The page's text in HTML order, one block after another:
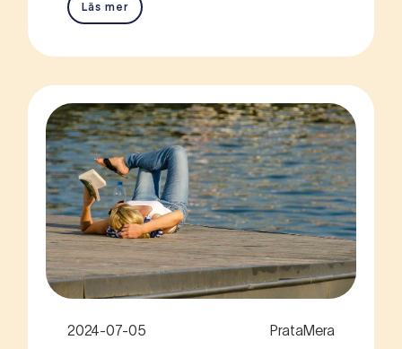
Läs mer
2024-07-05 PrataMera